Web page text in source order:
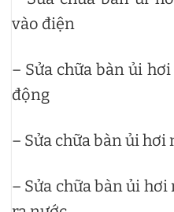
vào điện
– Sửa chữa bàn ủi
động
– Sửa chữa bàn ủi hơi
– Sửa chữa bàn ủi